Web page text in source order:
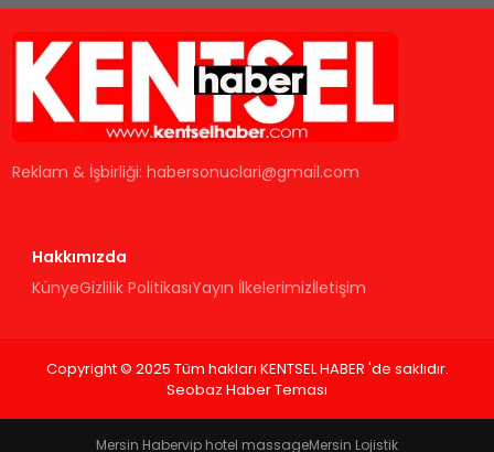
Reklam & İşbirliği:habersonuclari@gmail.com
Hakkımızda
KünyeGizlilik PolitikasıYayın İlkelerimizİletişim
Copyright © 2025 Tüm hakları KENTSEL HABER 'de saklıdır.
Seobaz Haber Teması
Mersin Habervip hotel massageMersin Lojistik